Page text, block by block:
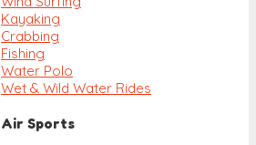
Kayaking
Crabbing
Fishing
Water Polo
Wet & Wild Water Rides
Air Sports